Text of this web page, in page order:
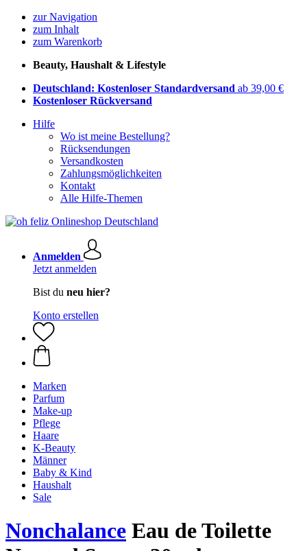
zur Navigation
zum Inhalt
zum Warenkorb
Beauty, Haushalt & Lifestyle
Deutschland: Kostenloser Standardversand ab 39,00 €
Kostenloser Rückversand
Hilfe
Wo ist meine Bestellung?
Rücksendungen
Versandkosten
Zahlungsmöglichkeiten
Kontakt
Alle Hilfe-Themen
Anmelden
Jetzt anmelden
Bist du neu hier?
Konto erstellen
Marken
Parfum
Make-up
Pflege
Haare
K-Beauty
Männer
Baby & Kind
Haushalt
Sale
Nonchalance Eau de Toilette